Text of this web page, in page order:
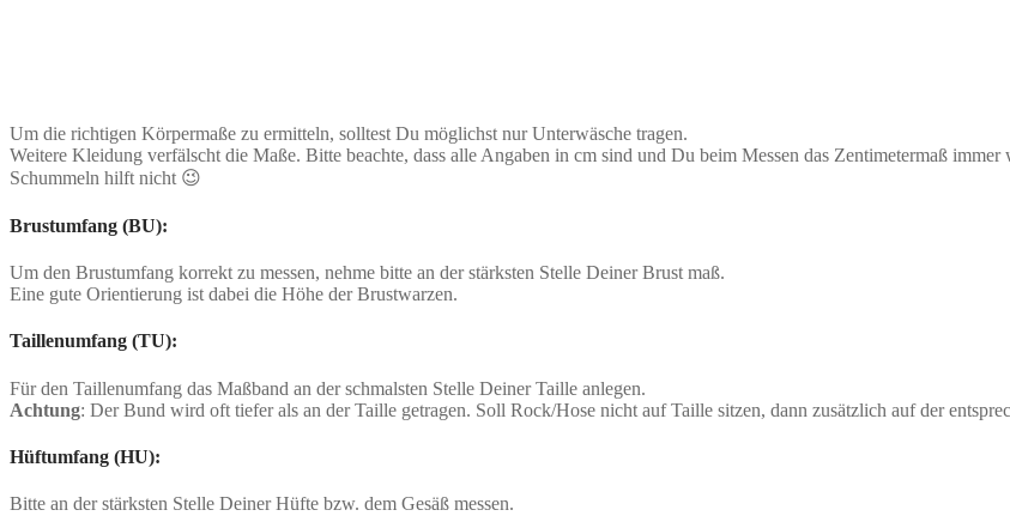
Um die richtigen Körpermaße zu ermitteln, solltest Du möglichst nur Unterwäsche tragen.
Weitere Kleidung verfälscht die Maße. Bitte beachte, dass alle Angaben in cm sind und Du beim Messen das Zentimetermaß
Schummeln hilft nicht 😉
Brustumfang (BU):
Um den Brustumfang korrekt zu messen, nehme bitte an der stärksten Stelle Deiner Brust maß.
Eine gute Orientierung ist dabei die Höhe der Brustwarzen.
Taillenumfang (TU):
Für den Taillenumfang das Maßband an der schmalsten Stelle Deiner Taille anlegen.
Achtung: Der Bund wird oft tiefer als an der Taille getragen. Soll Rock/Hose nicht auf Taille sitzen, dann zusätzlich auf der
Hüftumfang (HU):
Bitte an der stärksten Stelle Deiner Hüfte bzw. dem Gesäß messen.